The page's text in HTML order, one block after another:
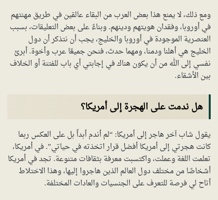
ومع ذلك، لا يمنع هذا بعض العرب من البقاء عالقين في طريق مهنتهم
في أوروبا، وفقدان هويتهم ودينهم. وبناءً على بعض التعليقات، بسبب
العنصرية الموجودة في أوروبا والخليج، يجب أن نتذكر أن دول
الخليج هي أهلنا ودمنا، ومهما حدث، فنحن جميعًا عرب وأخوة. أبرئ
نفسي إلى الله من أن يكون هناك في إجابتي أي باب للفتنة أو الخلاف
بين الأشقاء.
هل ندمت على الهجرة إلى أمريكا؟
يقول شاب آخر هاجر إلى أمريكا: “لم أندم أبداً بل على العكس ربما
كانت هجرتي إلى أمريكا أفضل قرار اتخذته في حياتي”. في أمريكا،
تعلمت اللغة وعملت، واكتسبت معرفة بثقافات متنوعة. تجد في أمريكا
أشخاصًا من مختلف دول العالم الذين هاجروا إليها، وهذا الاختلاط
أتاح لي فرصة للتعرف على الجنسيات والعادات المختلفة.